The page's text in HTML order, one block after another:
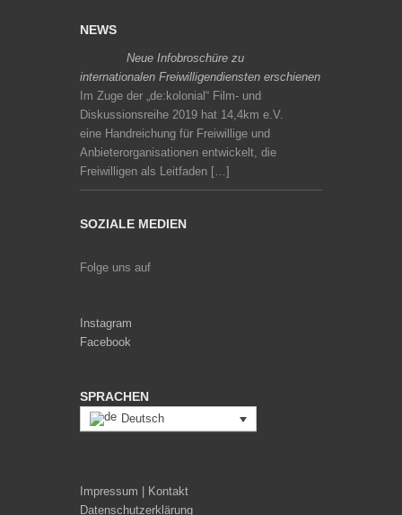
NEWS
Neue Infobroschüre zu
internationalen Freiwilligendiensten erschienen
Im Zuge der „de:kolonial“ Film- und
Diskussionsreihe 2019 hat 14,4km e.V.
eine Handreichung für Freiwillige und
Anbieterorganisationen entwickelt, die
Freiwilligen als Leitfaden […]
SOZIALE MEDIEN
Folge uns auf
Instagram
Facebook
SPRACHEN
Deutsch
Impressum | Kontakt
Datenschutzerklärung